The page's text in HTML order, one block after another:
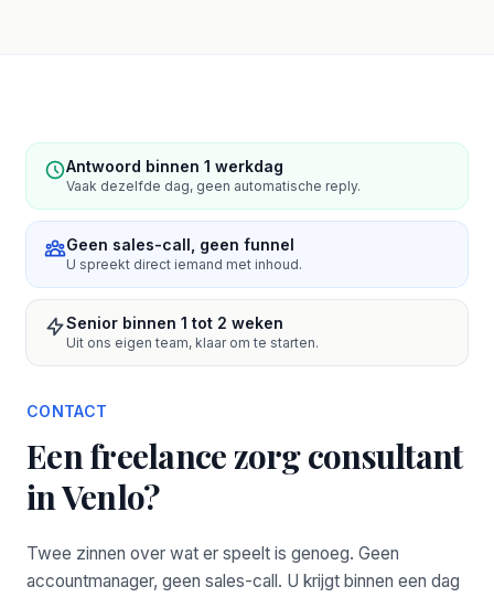
Antwoord binnen 1 werkdag
Vaak dezelfde dag, geen automatische reply.
Geen sales-call, geen funnel
U spreekt direct iemand met inhoud.
Senior binnen 1 tot 2 weken
Uit ons eigen team, klaar om te starten.
CONTACT
Een freelance zorg consultant
in Venlo?
Twee zinnen over wat er speelt is genoeg. Geen
accountmanager, geen sales-call. U krijgt binnen een dag